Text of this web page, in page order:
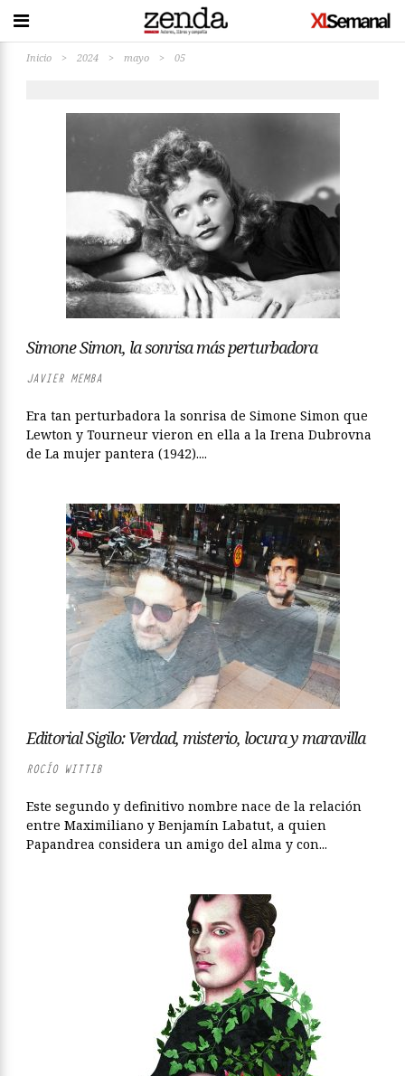
Inicio > 2024 > mayo > 05
Simone Simon, la sonrisa más perturbadora
JAVIER MEMBA
Era tan perturbadora la sonrisa de Simone Simon que
Lewton y Tourneur vieron en ella a la Irena Dubrovna
de La mujer pantera (1942)....
Editorial Sigilo: Verdad, misterio, locura y maravilla
ROCÍO WITTIB
Este segundo y definitivo nombre nace de la relación
entre Maximiliano y Benjamín Labatut, a quien
Papandrea considera un amigo del alma y con...